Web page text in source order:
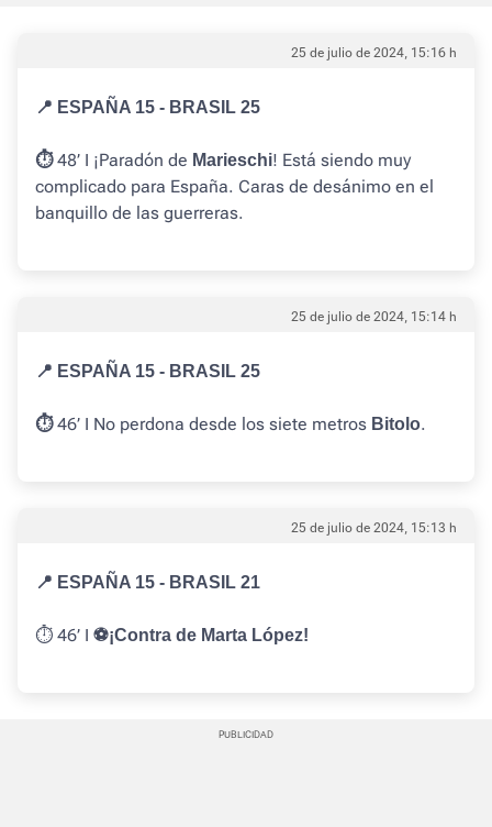
25 de julio de 2024, 15:16 h
📍 ESPAÑA 15 - BRASIL 25
⏱️48’ I ¡Paradón de Marieschi! Está siendo muy
complicado para España. Caras de desánimo en el
banquillo de las guerreras.
25 de julio de 2024, 15:14 h
📍 ESPAÑA 15 - BRASIL 25
⏱️46’ I No perdona desde los siete metros Bitolo.
25 de julio de 2024, 15:13 h
📍 ESPAÑA 15 - BRASIL 21
⏱️ 46’ I ⚽️¡Contra de Marta López!